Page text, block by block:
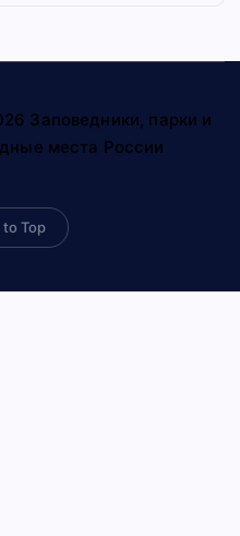
Заповедники, парки и
места России
to Top